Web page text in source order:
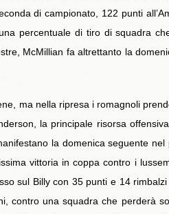
di campionato, 122 punti
percentuale di tiro di squadra
McMillian fa altrettanto la
ma nella ripresa i romagnoli
la principale risorsa
la domenica seguente
vittoria in coppa contro i
sul Billy con 35 punti e 14
contro una squadra che perderà